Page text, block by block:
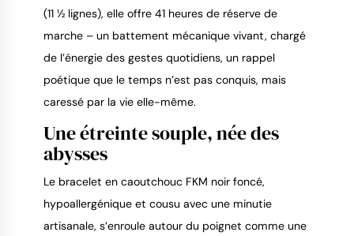
(11 ½ lignes), elle offre 41 heures de réserve de
marche – un battement mécanique vivant, chargé
de l’énergie des gestes quotidiens, un rappel
poétique que le temps n’est pas conquis, mais
caressé par la vie elle-même.
Une étreinte souple, née des
abysses
Le bracelet en caoutchouc FKM noir foncé,
hypoallergénique et cousu avec une minutie
artisanale, s’enroule autour du poignet comme une